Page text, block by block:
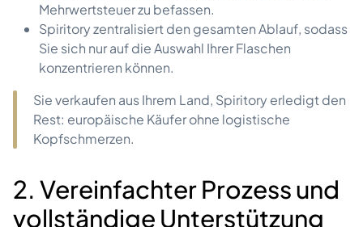
Mehrwertsteuer zu befassen.
Spiritory zentralisiert den gesamten Ablauf, sodass
Sie sich nur auf die Auswahl Ihrer Flaschen
konzentrieren können.
Sie verkaufen aus Ihrem Land, Spiritory erledigt den
Rest: europäische Käufer ohne logistische
Kopfschmerzen.
2. Vereinfachter Prozess und
vollständige Unterstützung